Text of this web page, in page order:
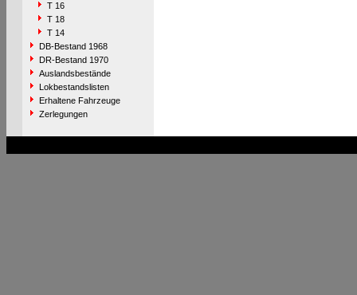
T 16
T 18
T 14
DB-Bestand 1968
DR-Bestand 1970
Auslandsbestände
Lokbestandslisten
Erhaltene Fahrzeuge
Zerlegungen